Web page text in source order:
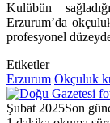
Kulübün
Erzurum’da
profesyonel
Etiketler
Erzurum Okçuluk
Şubat 2025Son